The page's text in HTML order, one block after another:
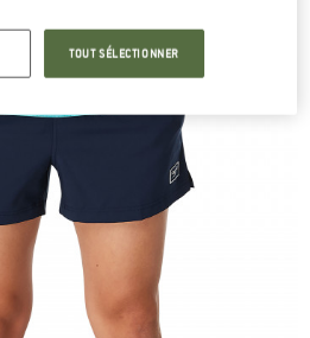
TOUT SÉLECTIONNER